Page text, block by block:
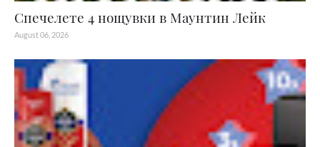
Спечелете 4 нощувки в Маунтин Лейк
August 06, 2026